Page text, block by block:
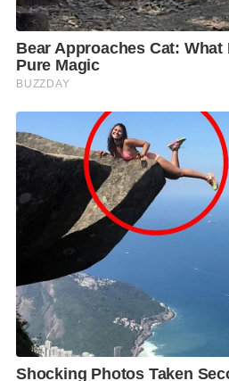
นายแพทย์อัษฎางค์ กล่าวต่อไปว่
วัคซีนป้องกันโรคหัดตามแผนงาน
ตั้งแต่ปี 2527 แก่เด็กอายุ 9 เดือ
ปีที่เริ่มให้วัคซีน อาจไม่มีภูมิคุ้มกั
กับมีแรงงานต่างชาติจากประเท
ทำงาน ทั้งนี้ รัฐบาลได้สนับสนุนง
รณรงค์ฉีดวัคซีนป้องกันโรคหัดใ
ประเทศ พ.ศ.2562-2563 ตามแผ
หัดของประเทศไทย โดยไม่เสีย
ให้วัคซีนเก็บตกในกลุ่มเด็กไทยแ
ดังกล่าว ที่ได้รับวัคซีนไม่ครบตาม
เป็นการให้วัคซีนป้องกันโรคหัด-
(MMR) แก่เด็กอายุ 1-7 ปี และใ
หัดเยอรมัน (MR) แก่เด็กอายุ 7-